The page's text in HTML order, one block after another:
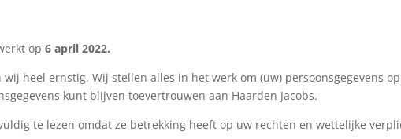
op6 april 2022.
heel ernstig. Wij stellen alles in het werk om (uw) persoonsgegevens
kunt blijven toevertrouwen aan Haarden Jacobs.
te lezen omdat ze betrekking heeft op uw rechten en wettelijke